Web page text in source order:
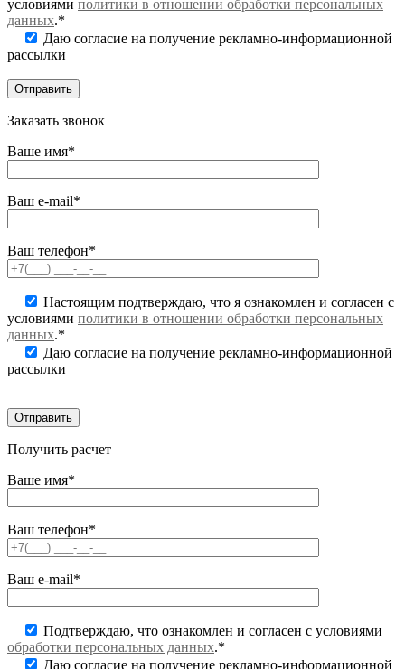
условиями политики в отношении обработки персональных
данных.*
Даю согласие на получение рекламно-информационной
рассылки
Заказать звонок
Ваше имя*
Ваш e-mail*
Ваш телефон*
Настоящим подтверждаю, что я ознакомлен и согласен с
условиями политики в отношении обработки персональных
данных.*
Даю согласие на получение рекламно-информационной
рассылки
Получить расчет
Ваше имя*
Ваш телефон*
Ваш e-mail*
Подтверждаю, что ознакомлен и согласен с условиями
обработки персональных данных.*
Даю согласие на получение рекламно-информационной